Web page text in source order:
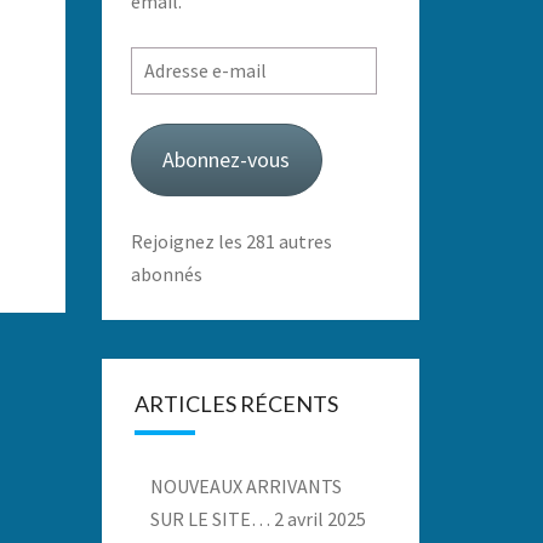
Adresse
e-
mail
Abonnez-vous
Rejoignez les 281 autres
abonnés
ARTICLES RÉCENTS
NOUVEAUX ARRIVANTS
SUR LE SITE… 2 avril 2025